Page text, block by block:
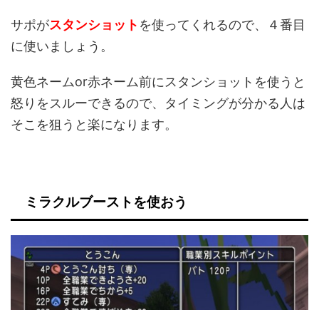
サポがスタンショット を使ってくれるので、４番目
に使いましょう。
黄色ネームor赤ネーム前にスタンショットを使うと
怒りをスルーできるので、タイミングが分かる人は
そこを狙うと楽になります。
ミラクルブーストを使おう